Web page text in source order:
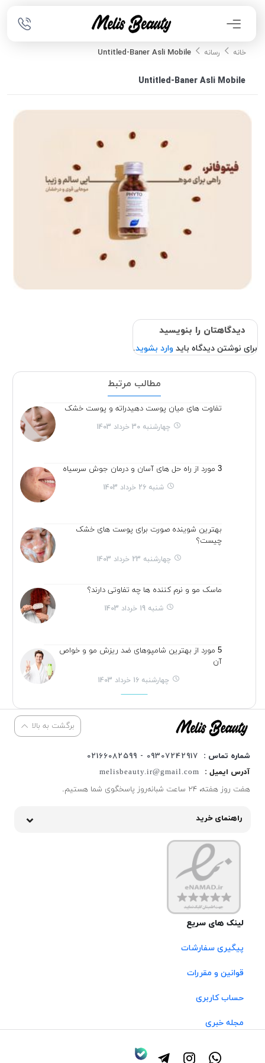
خانه رسانه Untitled-Baner Asli Mobile
Untitled-Baner Asli Mobile
دیدگاهتان را بنویسید
برای نوشتن دیدگاه باید وارد بشوید.
مطالب مرتبط
تفاوت های میان پوست دهیدراته و پوست خشک
چهارشنبه 30 خرداد 1403
3 مورد از راه حل های آسان و درمان جوش سرسیاه
شنبه 26 خرداد 1403
بهترین شوینده صورت برای پوست های خشک
چیست؟
چهارشنبه 23 خرداد 1403
ماسک مو و نرم کننده ها چه تفاوتی دارند؟
شنبه 19 خرداد 1403
5 مورد از بهترین شامپوهای ضد ریزش مو و خواص
آن
چهارشنبه 16 خرداد 1403
برگشت به بالا
شماره تماس :
09307242917 - 02166082599
آدرس ایمیل :
melisbeauty.ir@gmail.com
هفت روز هفته، ۲۴ ساعت شبانه‌روز پاسخگوی شما هستیم.
راهنمای خرید
لینک های سریع
پیگیری سفارشات
قوانین و مقررات
حساب کاربری
مجله خبری